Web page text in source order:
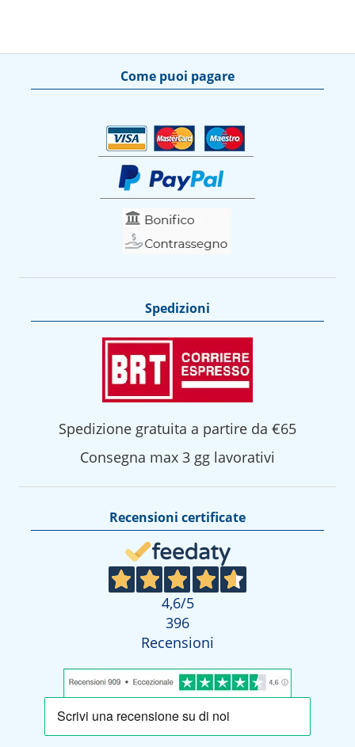
Come puoi pagare
Spedizioni
Spedizione gratuita a partire da €65
Consegna max 3 gg lavorativi
Recensioni certificate
4,6/5
396
Recensioni